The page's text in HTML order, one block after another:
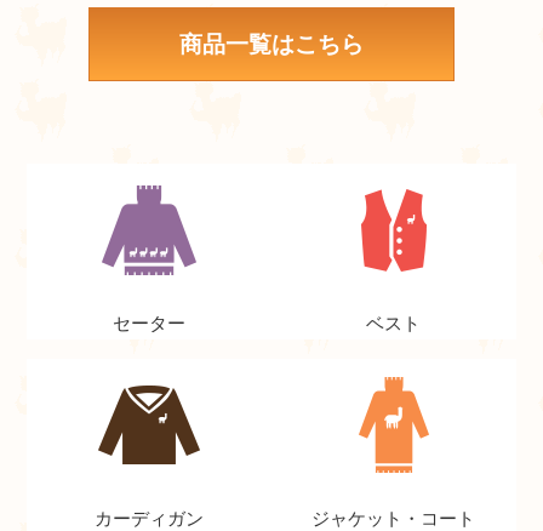
商品一覧はこちら
セーター ベスト
カーディガン ジャケット・コート